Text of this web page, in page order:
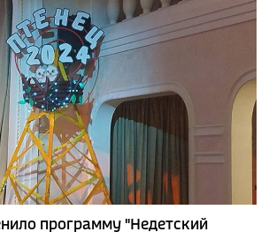
программу "Недетский